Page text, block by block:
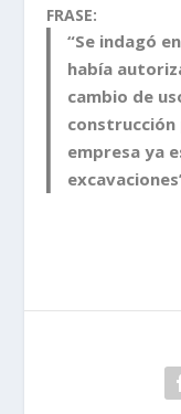
FRASE:
“Se indagó
había
cambio de
construcción
empresa ya